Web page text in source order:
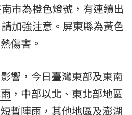
南市為橙色燈號，有連續出
加強注意。屏東縣為黃色
傷害。
影響，今日臺灣東部及東南
，中部以北、東北部地區
暫陣雨，其他地區及澎湖